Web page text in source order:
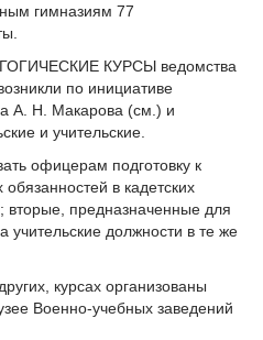
гимназиям 77
КУРСЫ ведомства
по инициативе
A. Н. Макарова (см.) и
и учительские.
офицерам подготовку к
в кадетских
вторые, предназначенные для
учительские должности в те же
курсах организованы
Военно-учебных заведений